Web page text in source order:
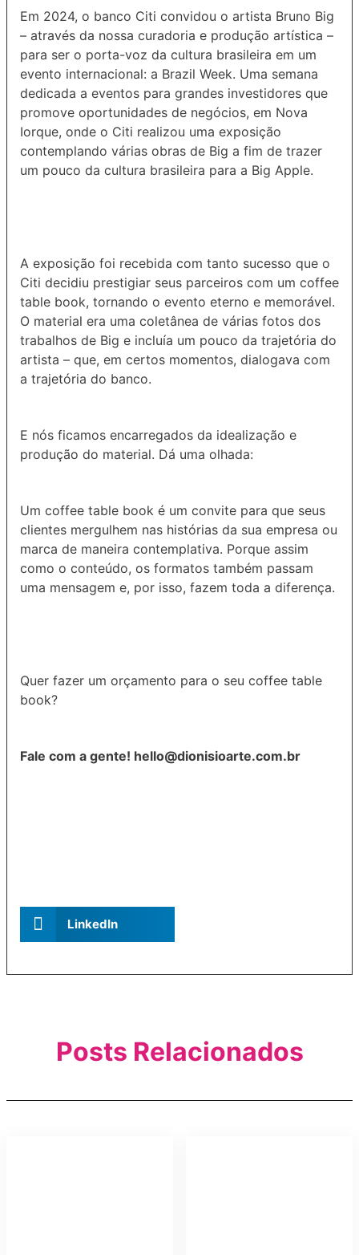
Em 2024, o banco Citi convidou o artista Bruno Big
– através da nossa curadoria e produção artística –
para ser o porta-voz da cultura brasileira em um
evento internacional: a Brazil Week. Uma semana
dedicada a eventos para grandes investidores que
promove oportunidades de negócios, em Nova
Iorque, onde o Citi realizou uma exposição
contemplando várias obras de Big a fim de trazer
um pouco da cultura brasileira para a Big Apple.
A exposição foi recebida com tanto sucesso que o
Citi decidiu prestigiar seus parceiros com um coffee
table book, tornando o evento eterno e memorável.
O material era uma coletânea de várias fotos dos
trabalhos de Big e incluía um pouco da trajetória do
artista – que, em certos momentos, dialogava com
a trajetória do banco.
E nós ficamos encarregados da idealização e
produção do material. Dá uma olhada:
Um coffee table book é um convite para que seus
clientes mergulhem nas histórias da sua empresa ou
marca de maneira contemplativa. Porque assim
como o conteúdo, os formatos também passam
uma mensagem e, por isso, fazem toda a diferença.
Quer fazer um orçamento para o seu coffee table
book?
Fale com a gente! hello@dionisioarte.com.br
LinkedIn
Posts Relacionados